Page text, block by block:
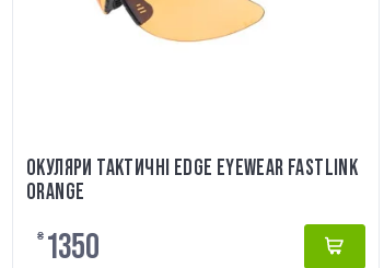
ОКУЛЯРИ ТАКТИЧНІ EDGE EYEWEAR FASTLINK
ORANGE
₴ 1350